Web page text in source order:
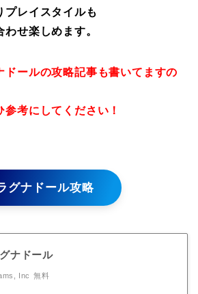
プレイスタイルも
せ楽しめます。
ドールの攻略記事も書いてますの
考にしてください！
グナドール攻略
ナドール
Inc 無料